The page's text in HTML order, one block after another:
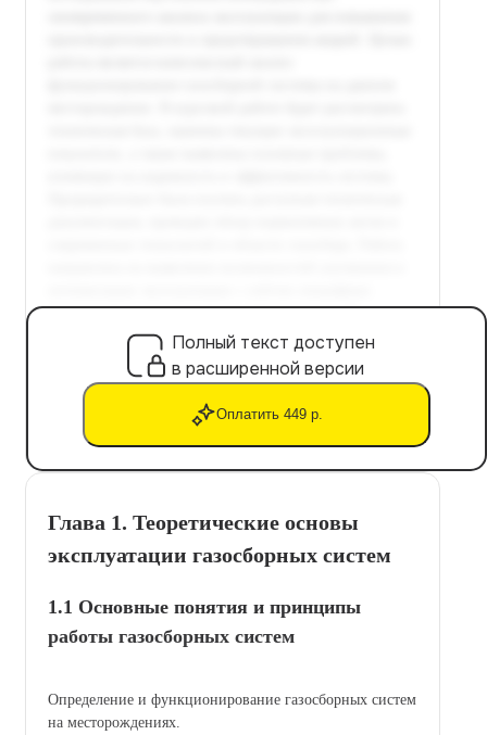
Полный текст доступен
в расширенной версии
Оплатить 449 р.
Глава 1. Теоретические основы
эксплуатации газосборных систем
1.1 Основные понятия и принципы
работы газосборных систем
Определение и функционирование газосборных систем
на месторождениях.